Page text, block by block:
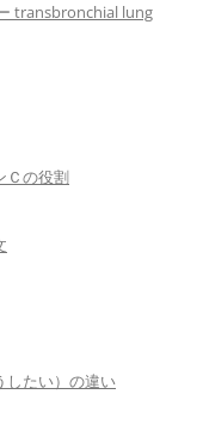
transbronchial lung
Ｃの役割
したい）の違い